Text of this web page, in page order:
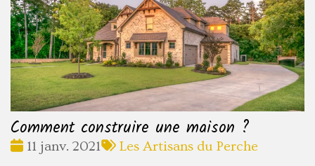
Comment construire une maison ?
Date
11 janv. 2021
Tags
Les Artisans du Perche